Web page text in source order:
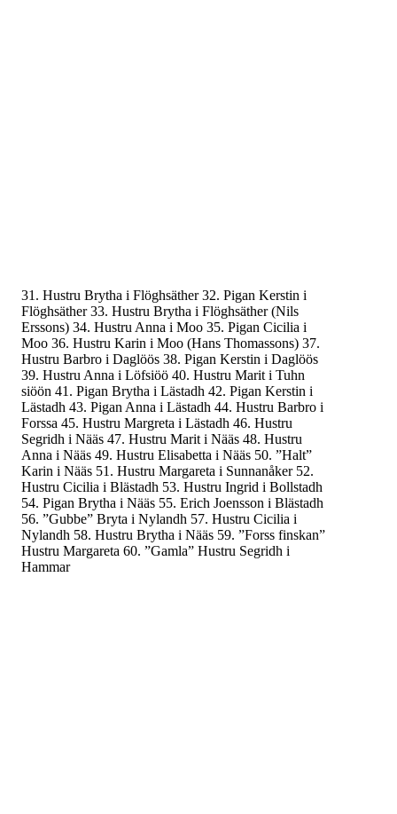
31. Hustru Brytha i Flöghsäther 32. Pigan Kerstin i
Flöghsäther 33. Hustru Brytha i Flöghsäther (Nils
Erssons) 34. Hustru Anna i Moo 35. Pigan Cicilia i
Moo 36. Hustru Karin i Moo (Hans Thomassons) 37.
Hustru Barbro i Daglöös 38. Pigan Kerstin i Daglöös
39. Hustru Anna i Löfsiöö 40. Hustru Marit i Tuhn
siöön 41. Pigan Brytha i Lästadh 42. Pigan Kerstin i
Lästadh 43. Pigan Anna i Lästadh 44. Hustru Barbro i
Forssa 45. Hustru Margreta i Lästadh 46. Hustru
Segridh i Nääs 47. Hustru Marit i Nääs 48. Hustru
Anna i Nääs 49. Hustru Elisabetta i Nääs 50. ”Halt”
Karin i Nääs 51. Hustru Margareta i Sunnanåker 52.
Hustru Cicilia i Blästadh 53. Hustru Ingrid i Bollstadh
54. Pigan Brytha i Nääs 55. Erich Joensson i Blästadh
56. ”Gubbe” Bryta i Nylandh 57. Hustru Cicilia i
Nylandh 58. Hustru Brytha i Nääs 59. ”Forss finskan”
Hustru Margareta 60. ”Gamla” Hustru Segridh i
Hammar